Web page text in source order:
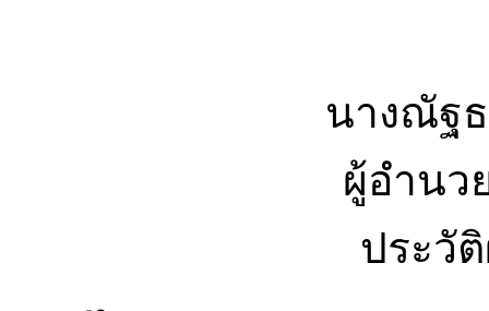
นางณัฐ
ผู้อำนว
ประวั